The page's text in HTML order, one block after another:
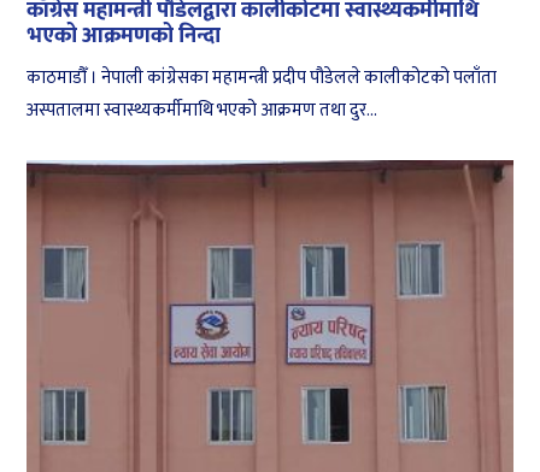
काँग्रेस महामन्त्री पौडेलद्वारा कालीकोटमा स्वास्थ्यकर्मीमाथि
भएको आक्रमणको निन्दा
काठमाडौँ । नेपाली कांग्रेसका महामन्त्री प्रदीप पौडेलले कालीकोटको पलाँता
अस्पतालमा स्वास्थ्यकर्मीमाथि भएको आक्रमण तथा दुर...